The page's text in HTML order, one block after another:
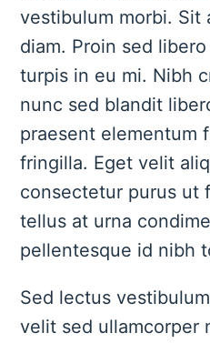
vestibulum morbi. Sit
diam. Proin sed
turpis in eu mi. Nibh
nunc sed blandit
praesent elementum
fringilla. Eget velit
consectetur purus ut
tellus at urna
pellentesque id nibh
Sed lectus
velit sed ullamcorper